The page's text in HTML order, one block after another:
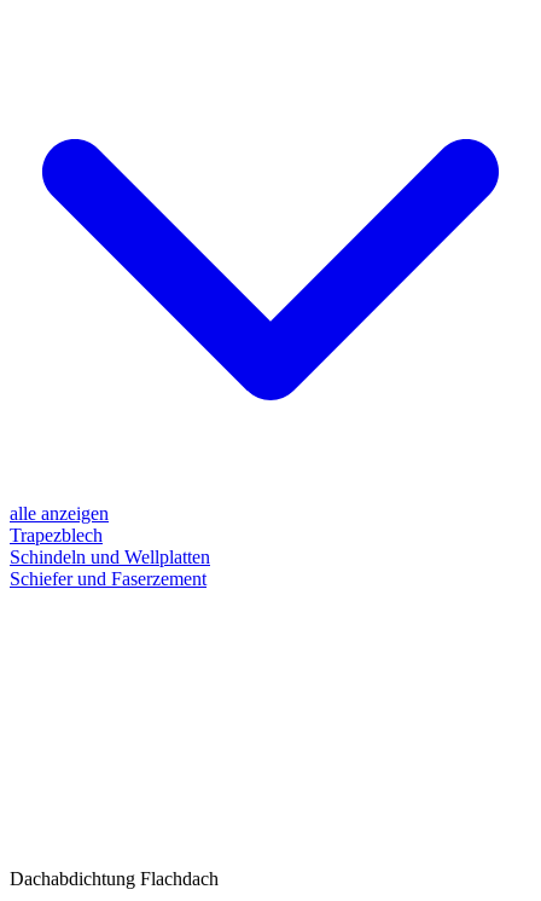
alle anzeigen
Trapezblech
Schindeln und Wellplatten
Schiefer und Faserzement
Dachabdichtung Flachdach